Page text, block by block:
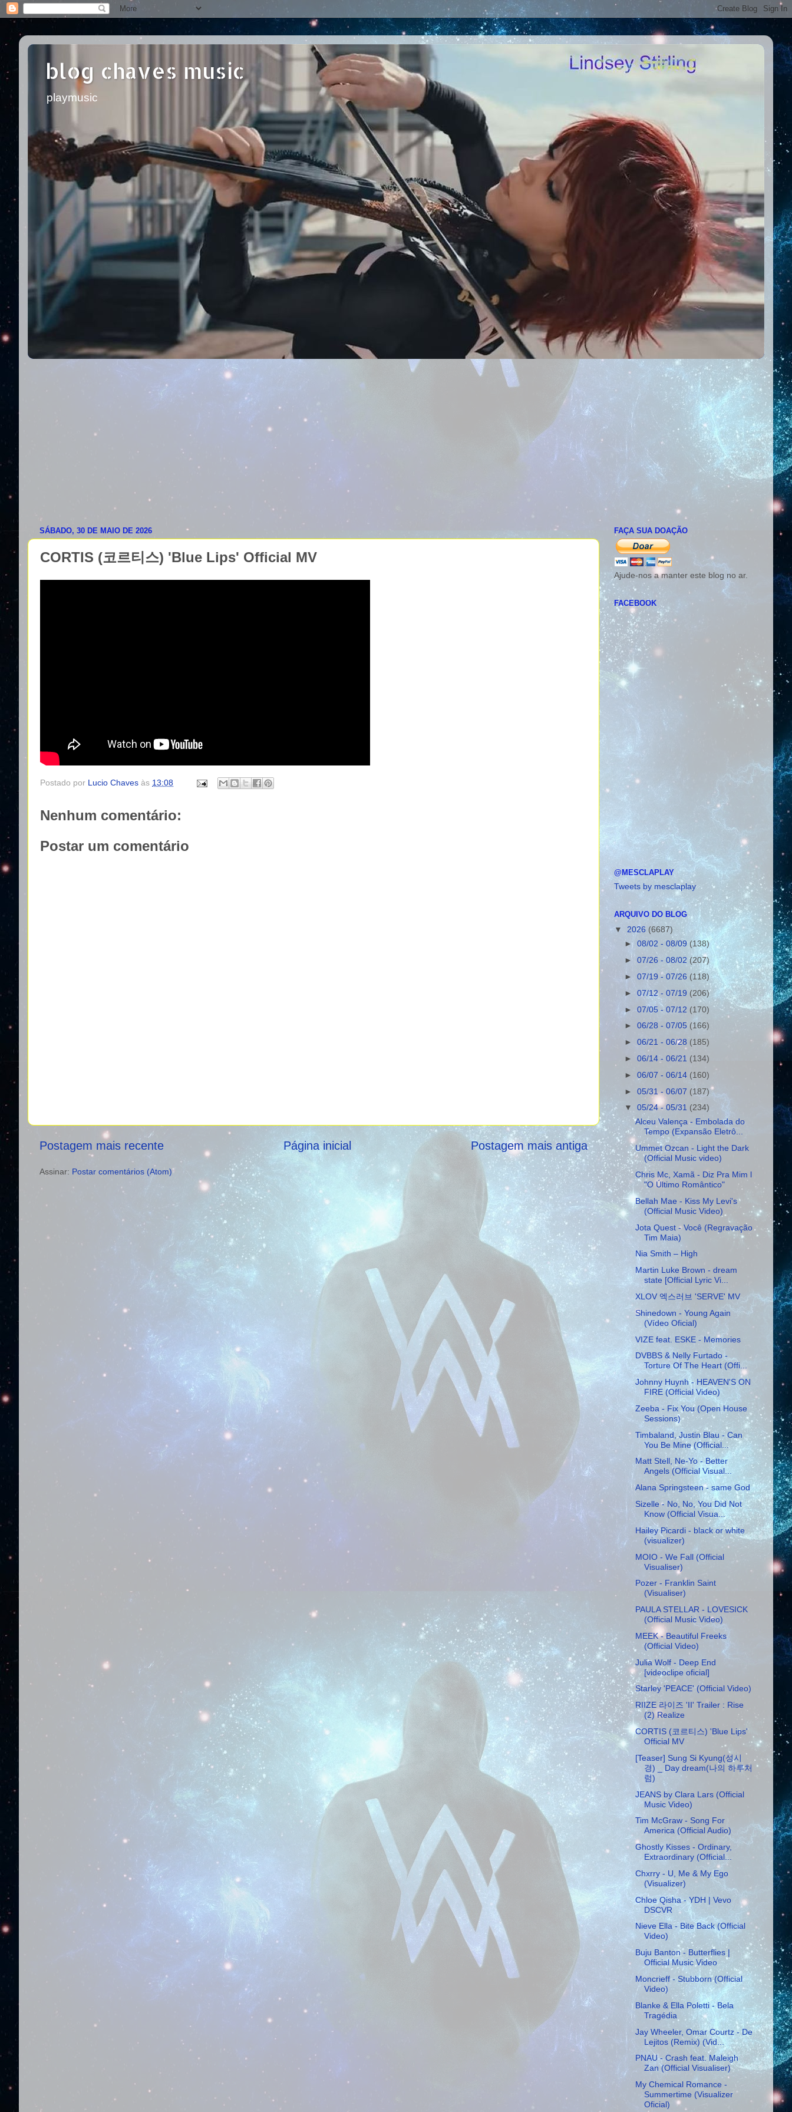
blog chaves music
playmusic
SÁBADO, 30 DE MAIO DE 2026
CORTIS (코르티스) 'Blue Lips' Official MV
Postado por Lucio Chaves às 13:08
Nenhum comentário:
Postar um comentário
Postagem mais recente Postagem mais antiga
Página inicial
Assinar: Postar comentários (Atom)
FAÇA SUA DOAÇÃO
Ajude-nos a manter este blog no ar.
FACEBOOK
@MESCLAPLAY
Tweets by mesclaplay
ARQUIVO DO BLOG
▼ 2026 (6687)
►08/02 - 08/09(138)
►07/26 - 08/02(207)
►07/19 - 07/26 (118)
►07/12 - 07/19(206)
►07/05 - 07/12 (170)
►06/28 - 07/05 (166)
►06/21 - 06/28 (185)
►06/14 - 06/21 (134)
►06/07 - 06/14 (160)
►05/31 - 06/07 (187)
▼05/24 - 05/31 (234)
Alceu Valença - Embolada do
Tempo (Expansão Eletrô...
Ummet Ozcan - Light the Dark
(Official Music video)
Chris Mc, Xamã - Diz Pra Mim l
"O Último Romântico"
Bellah Mae - Kiss My Levi's
(Official Music Video)
Jota Quest - Você (Regravação
Tim Maia)
Nia Smith – High
Martin Luke Brown - dream
state [Official Lyric Vi...
XLOV 엑스러브 'SERVE' MV
Shinedown - Young Again
(Vídeo Oficial)
VIZE feat. ESKE - Memories
DVBBS & Nelly Furtado -
Torture Of The Heart (Offi...
Johnny Huynh - HEAVEN'S ON
FIRE (Official Video)
Zeeba - Fix You (Open House
Sessions)
Timbaland, Justin Blau - Can
You Be Mine (Official...
Matt Stell, Ne-Yo - Better
Angels (Official Visual...
Alana Springsteen - same God
Sizelle - No, No, You Did Not
Know (Official Visua...
Hailey Picardi - black or white
(visualizer)
MOIO - We Fall (Official
Visualiser)
Pozer - Franklin Saint
(Visualiser)
PAULA STELLAR - LOVESICK
(Official Music Video)
MEEK - Beautiful Freeks
(Official Video)
Julia Wolf - Deep End
[videoclipe oficial]
Starley 'PEACE' (Official Video)
RIIZE 라이즈 'II' Trailer : Rise
(2) Realize
CORTIS (코르티스) 'Blue Lips'
Official MV
[Teaser] Sung Si Kyung(성시
경) _ Day dream(나의 하루처
럼)
JEANS by Clara Lars (Official
Music Video)
Tim McGraw - Song For
America (Official Audio)
Ghostly Kisses - Ordinary,
Extraordinary (Official...
Chxrry - U, Me & My Ego
(Visualizer)
Chloe Qisha - YDH | Vevo
DSCVR
Nieve Ella - Bite Back (Official
Video)
Buju Banton - Butterflies |
Official Music Video
Moncrieff - Stubborn (Official
Video)
Blanke & Ella Poletti - Bela
Tragédia
Jay Wheeler, Omar Courtz - De
Lejitos (Remix) (Vid...
PNAU - Crash feat. Maleigh
Zan (Official Visualiser)
My Chemical Romance -
Summertime (Visualizer
Oficial)